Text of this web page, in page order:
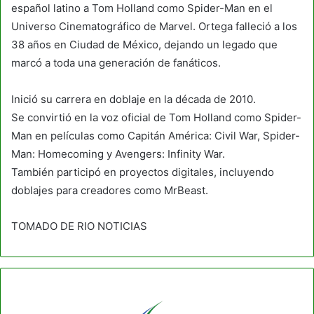
español latino a Tom Holland como Spider-Man en el
Universo Cinematográfico de Marvel. Ortega falleció a los
38 años en Ciudad de México, dejando un legado que
marcó a toda una generación de fanáticos.
Inició su carrera en doblaje en la década de 2010.
Se convirtió en la voz oficial de Tom Holland como Spider-
Man en películas como Capitán América: Civil War, Spider-
Man: Homecoming y Avengers: Infinity War.
También participó en proyectos digitales, incluyendo
doblajes para creadores como MrBeast.
TOMADO DE RIO NOTICIAS